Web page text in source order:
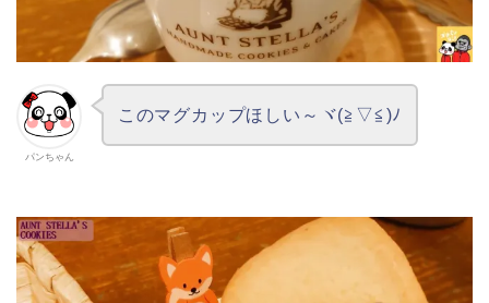
パンちゃん
このマグカップほしい～ヾ(≧▽≦)ﾉ